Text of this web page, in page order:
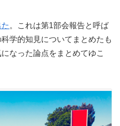
。これは第1部会報告と呼ば
学的知見についてまとめたも
なった論点をまとめてゆこ